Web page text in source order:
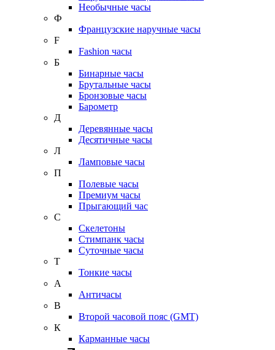
Необычные часы
Ф
Французские наручные часы
F
Fashion часы
Б
Бинарные часы
Брутальные часы
Бронзовые часы
Барометр
Д
Деревянные часы
Десятичные часы
Л
Ламповые часы
П
Полевые часы
Премиум часы
Прыгающий час
С
Скелетоны
Стимпанк часы
Суточные часы
Т
Тонкие часы
А
Античасы
В
Второй часовой пояс (GMT)
К
Карманные часы